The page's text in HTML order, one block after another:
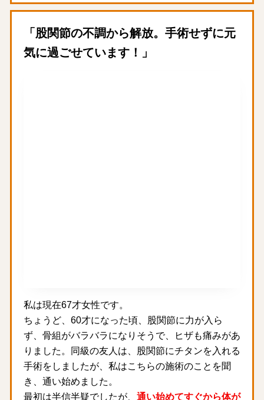
「股関節の不調から解放。手術せずに元
気に過ごせています！」
私は現在67才女性です。
ちょうど、60才になった頃、股関節に力が入ら
ず、骨組がバラバラになりそうで、ヒザも痛みがあ
りました。同級の友人は、股関節にチタンを入れる
手術をしましたが、私はこちらの施術のことを聞
き、通い始めました。
最初は半信半疑でしたが、 通い始めてすぐから体が